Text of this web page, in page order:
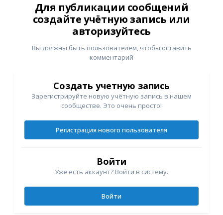
Для публикации сообщений
создайте учётную запись или
авторизуйтесь
Вы должны быть пользователем, чтобы оставить
комментарий
Создать учетную запись
Зарегистрируйте новую учётную запись в нашем
сообществе. Это очень просто!
Регистрация нового пользователя
Войти
Уже есть аккаунт? Войти в систему.
Войти